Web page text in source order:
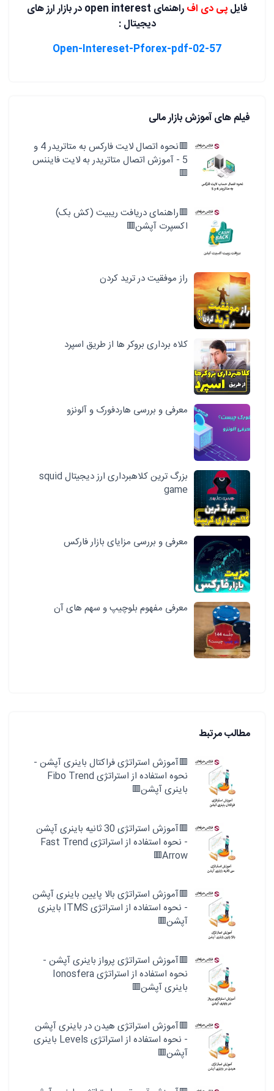
فایلپی دی اف
راهنمای open interest در بازار ارز های
دیجیتال :
02-57-Open-Intereset-Pforex-pdf
فیلم های آموزش بازار مالی
🟥نحوه اتصال لایت فارکس به متاتریدر 4 و
5 - آموزش اتصال متاتریدر به لایت فایننس
🟥
🟥راهنمای دریافت ریبیت (کش بک)
اکسپرت آپشن🟥
راز موفقیت در ترید کردن
کلاه برداری بروکر ها از طریق اسپرد
معرفی و بررسی هاردفورک و آلونزو
بزرگ ترین کلاهبرداری ارز دیجیتال squid
game
معرفی و بررسی مزایای بازار فارکس
معرفی مفهوم بلوچیپ و سهم های آن
مطالب مرتبط
🟥آموزش استراتژی فراکتال باینری آپشن -
نحوه استفاده از استراتژی Fibo Trend
باینری آپشن🟥
🟥آموزش استراتژی 30 ثانیه باینری آپشن
- نحوه استفاده از استراتژی Fast Trend
Arrow🟥
🟥آموزش استراتژی بالا پایین باینری آپشن
- نحوه استفاده از استراتژی ITMS باینری
آپشن🟥
🟥آموزش استراتژی پرواز باینری آپشن -
نحوه استفاده از استراتژی Ionosfera
باینری آپشن🟥
🟥آموزش استراتژی هیدن در باینری آپشن
- نحوه استفاده از استراتژی Levels باینری
آپشن🟥